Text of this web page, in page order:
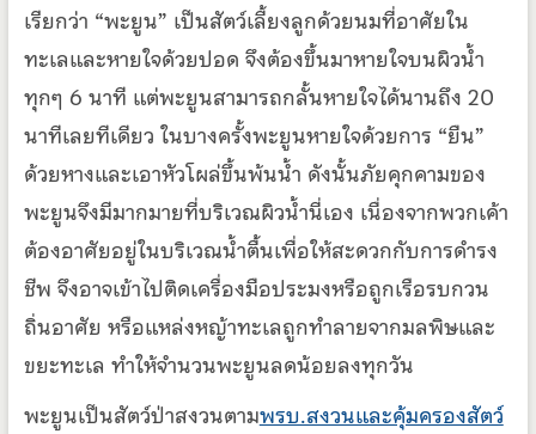
เรียกว่า “พะยูน” เป็นสัตว์เลี้ยงลูกด้วยนมที่อาศัยใน
ทะเลและหายใจด้วยปอด จึงต้องขึ้นมาหายใจบนผิวน้ำ
ทุกๆ 6 นาที แต่พะยูนสามารถกลั้นหายใจได้นานถึง 20
นาทีเลยทีเดียว ในบางครั้งพะยูนหายใจด้วยการ “ยืน”
ด้วยหางและเอาหัวโผล่ขึ้นพ้นน้ำ ดังนั้นภัยคุกคามของ
พะยูนจึงมีมากมายที่บริเวณผิวน้ำนี่เอง เนื่องจากพวกเค้า
ต้องอาศัยอยู่ในบริเวณน้ำตื้นเพื่อให้สะดวกกับการดำรง
ชีพ จึงอาจเข้าไปติดเครื่องมือประมงหรือถูกเรือรบกวน
ถิ่นอาศัย หรือแหล่งหญ้าทะเลถูกทำลายจากมลพิษและ
ขยะทะเล ทำให้จำนวนพะยูนลดน้อยลงทุกวัน
พะยูนเป็นสัตว์ป่าสงวนตามพรบ.สงวนและคุ้มครองสัตว์